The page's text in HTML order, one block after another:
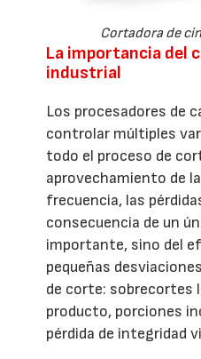
Cortadora de
La importancia del
industrial
Los procesadores de
controlar múltiples
todo el proceso de
aprovechamiento de
frecuencia, las
consecuencia de un
importante, sino del
pequeñas
de corte: sobrecortes
producto, porciones
pérdida de integridad